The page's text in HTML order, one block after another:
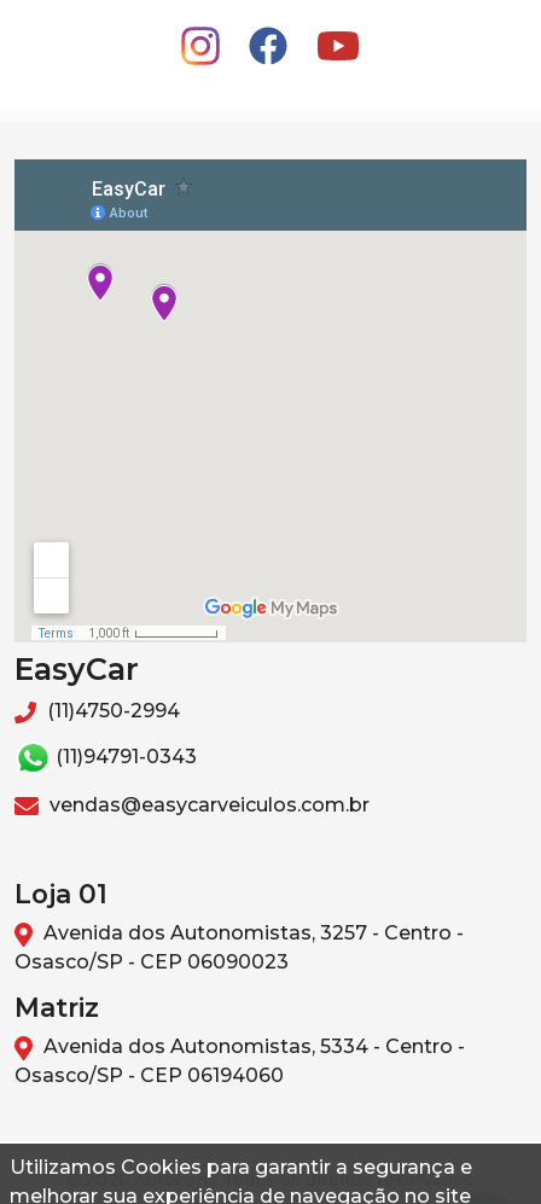
Utilizamos Cookies para garantir a segurança e
melhorar sua experiência de navegação no site
EasyCar
(11)4750-2994
(11)94791-0343
vendas@easycarveiculos.com.br
Loja 01
Avenida dos Autonomistas, 3257 - Centro -
Osasco/SP - CEP 06090023
Matriz
Avenida dos Autonomistas, 5334 - Centro -
Osasco/SP - CEP 06194060
© 2026 Autoconf. Todos os direitos reservados.